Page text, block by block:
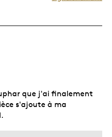
que j'ai finalement
s'ajoute à ma